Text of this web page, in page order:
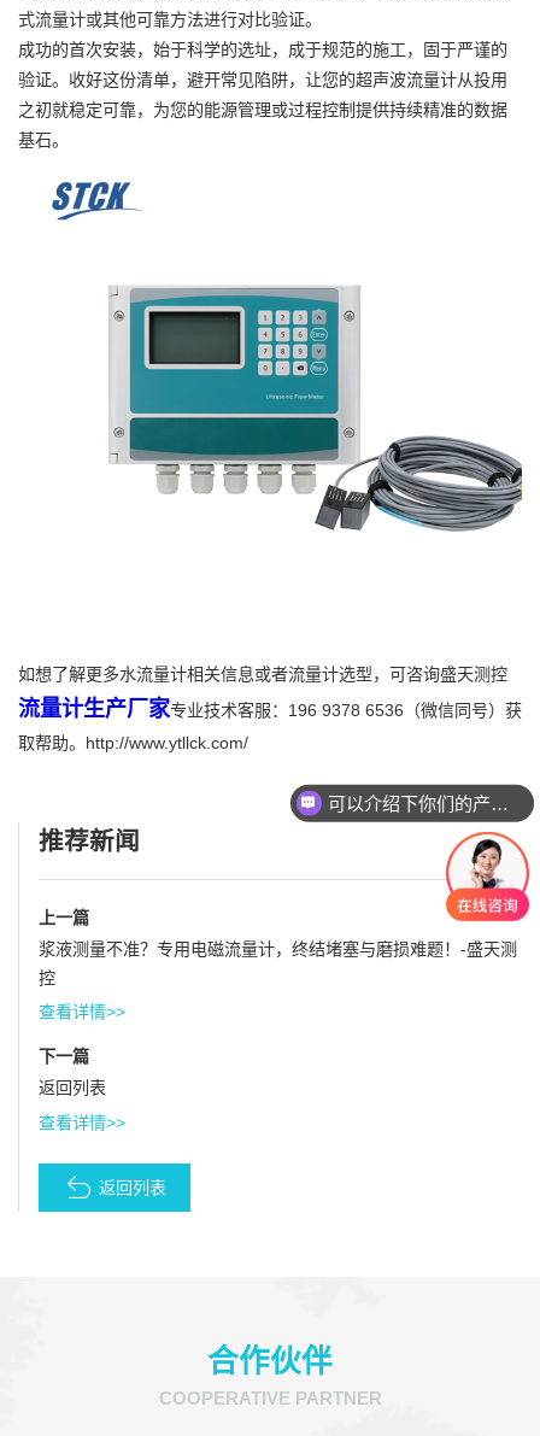
式流量计或其他可靠方法进行对比验证。
成功的首次安装，始于科学的选址，成于规范的施工，固于严谨的
验证。收好这份清单，避开常见陷阱，让您的超声波流量计从投用
之初就稳定可靠，为您的能源管理或过程控制提供持续精准的数据
基石。
如想了解更多水流量计相关信息或者流量计选型，可咨询盛天测控
流量计生产厂家专业技术客服：196 9378 6536（微信同号）获
取帮助。http://www.ytllck.com/
推荐新闻
上一篇
浆液测量不准？专用电磁流量计，终结堵塞与磨损难题！-盛天测
控
查看详情>>
下一篇
返回列表
查看详情>>
返回列表
合作伙伴
COOPERATIVE PARTNER